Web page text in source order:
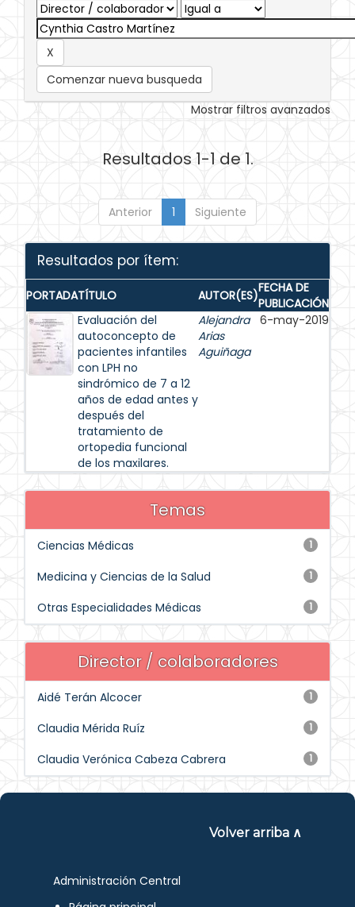
Comenzar nueva busqueda
Mostrar filtros avanzados
Resultados 1-1 de 1.
Anterior 1 Siguiente
Resultados por ítem:
PORTADATÍTULO AUTOR(ES)FECHA DE
PUBLICACIÓN
Evaluación del
autoconcepto de
pacientes infantiles
con LPH no
sindrómico de 7 a 12
años de edad antes y
después del
tratamiento de
ortopedia funcional
de los maxilares.
Alejandra
Arias
Aguiñaga
6-may-2019
Temas
1
Ciencias Médicas
1
Medicina y Ciencias de la Salud
1
Otras Especialidades Médicas
Director / colaboradores
1
Aidé Terán Alcocer
1
Claudia Mérida Ruíz
1
Claudia Verónica Cabeza Cabrera
Volver arriba ∧
Administración Central